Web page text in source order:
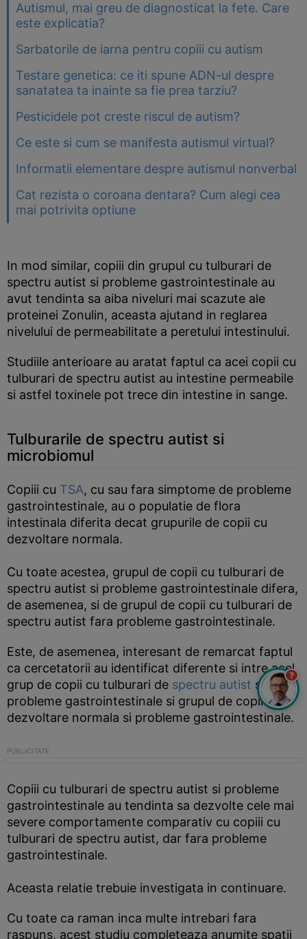
Autismul, mai greu de diagnosticat la fete. Care
este explicatia?
Sarbatorile de iarna pentru copiii cu autism
Testare genetica: ce iti spune ADN-ul despre
sanatatea ta inainte sa fie prea tarziu?
Pesticidele pot creste riscul de autism?
Ce este si cum se manifesta autismul virtual?
Informatii elementare despre autismul nonverbal
Cat rezista o coroana dentara? Cum alegi cea
mai potrivita optiune
In mod similar, copiii din grupul cu tulburari de
spectru autist si probleme gastrointestinale au
avut tendinta sa aiba niveluri mai scazute ale
proteinei Zonulin, aceasta ajutand in reglarea
nivelului de permeabilitate a peretului intestinului.
Studiile anterioare au aratat faptul ca acei copii cu
tulburari de spectru autist au intestine permeabile
si astfel toxinele pot trece din intestine in sange.
Tulburarile de spectru autist si
microbiomul
Copiii cu TSA, cu sau fara simptome de probleme
gastrointestinale, au o populatie de flora
intestinala diferita decat grupurile de copii cu
dezvoltare normala.
Cu toate acestea, grupul de copii cu tulburari de
spectru autist si probleme gastrointestinale difera,
de asemenea, si de grupul de copii cu tulburari de
spectru autist fara probleme gastrointestinale.
Este, de asemenea, interesant de remarcat faptul
ca cercetatorii au identificat diferente si intre acel
grup de copii cu tulburari de spectru autist si
probleme gastrointestinale si grupul de copii cu
dezvoltare normala si probleme gastrointestinale.
Copiii cu tulburari de spectru autist si probleme
gastrointestinale au tendinta sa dezvolte cele mai
severe comportamente comparativ cu copiii cu
tulburari de spectru autist, dar fara probleme
gastrointestinale.
Aceasta relatie trebuie investigata in continuare.
Cu toate ca raman inca multe intrebari fara
raspuns, acest studiu completeaza anumite spatii
?